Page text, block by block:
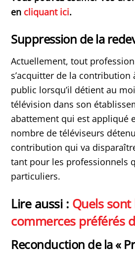
en cliquant ici.
Suppression de la
Actuellement, tout
s’acquitter de la contribution
public lorsqu’il détient au
télévision dans son
abattement qui est appliqué
nombre de téléviseurs
contribution qui va
tant pour les professionnels
particuliers.
Lire aussi : Quels sont
commerces préférés
Reconduction de la «